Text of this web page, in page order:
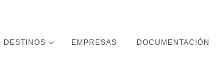
DESTINOS EMPRESAS DOCUMENTACIÓN